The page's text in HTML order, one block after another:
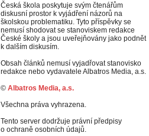
Česká škola poskytuje svým čtenářům
diskusní prostor k vyjádření názorů na
školskou problematiku. Tyto příspěvky se
nemusí shodovat se stanoviskem redakce
České školy a jsou uveřejňovány jako podnět
k dalším diskusím.
Obsah článků nemusí vyjadřovat stanovisko
redakce nebo vydavatele Albatros Media, a.s.
© Albatros Media, a.s.
Všechna práva vyhrazena.
Tento server dodržuje právní předpisy
o ochraně osobních údajů.